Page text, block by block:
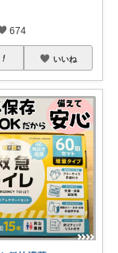
674
いいね